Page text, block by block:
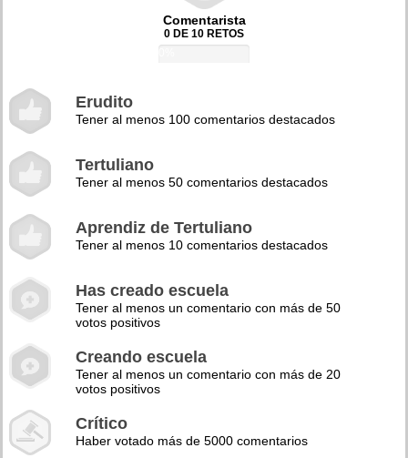
Comentarista
0 DE 10 RETOS
Erudito
Tener al menos 100 comentarios destacados
Tertuliano
Tener al menos 50 comentarios destacados
Aprendiz de Tertuliano
Tener al menos 10 comentarios destacados
Has creado escuela
Tener al menos un comentario con más de 50
votos positivos
Creando escuela
Tener al menos un comentario con más de 20
votos positivos
Crítico
Haber votado más de 5000 comentarios